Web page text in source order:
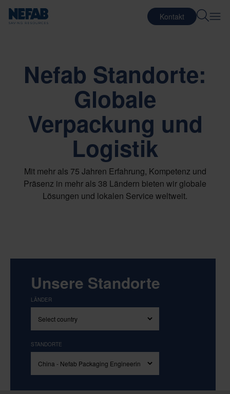
Kontakt
Nefab Standorte:
Globale
Verpackung und
Logistik
Mit mehr als 75 Jahren Erfahrung, Kompetenz und
Präsenz in mehr als 38 Ländern bieten wir globale
Lösungen und lokalen Service weltweit.
Unsere Standorte
LÄNDER
STANDORTE